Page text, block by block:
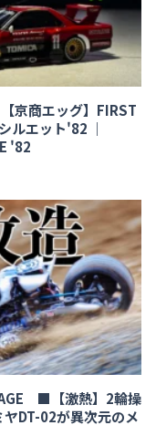
京商エッグ】FIRST
ルエット'82 ｜
'82
■【激熱】2輪操
DT-02が異次元のメ